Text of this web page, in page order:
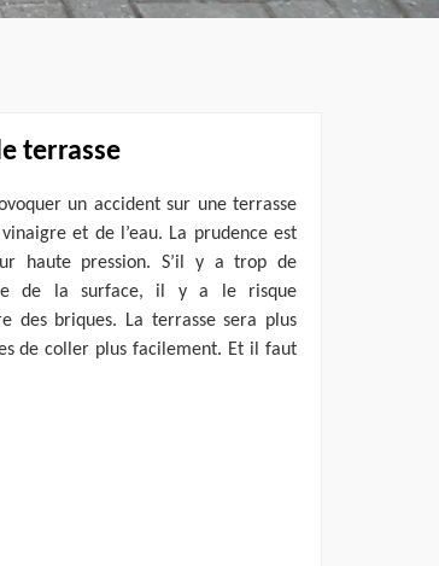
terrasse
un accident sur une terrasse
et de l’eau. La prudence est
haute pression. S’il y a trop de
de la surface, il y a le risque
des briques. La terrasse sera plus
de coller plus facilement. Et il faut